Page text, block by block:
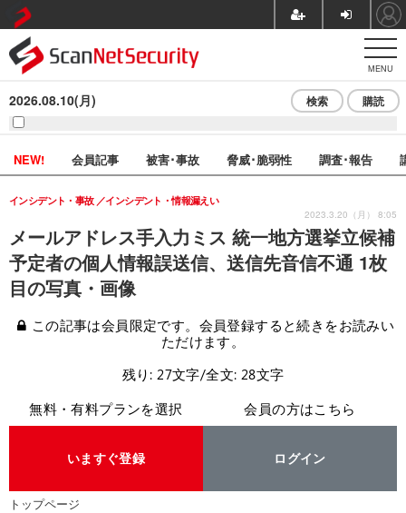
MENU
2026.08.10(月) 検索 購読
NEW! 会員記事 被害･事故 脅威･脆弱性 調査･報告
メールアドレス手入力ミス 統一地方選挙立候補
予定者の個人情報誤送信、送信先音信不通 1枚
目の写真・画像
インシデント・事故 インシデント・情報漏えい
2023.3.20（月） 8:05
この記事は会員限定です。会員登録すると続きをお読みい
ただけます。
残り: 27文字/全文: 28文字
無料・有料プランを選択
いますぐ登録
会員の方はこちら
ログイン
トップページ